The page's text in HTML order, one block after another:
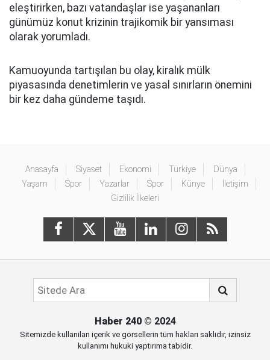
eleştirirken, bazı vatandaşlar ise yaşananları
günümüz konut krizinin trajikomik bir yansıması
olarak yorumladı.
Kamuoyunda tartışılan bu olay, kiralık mülk
piyasasında denetimlerin ve yasal sınırların önemini
bir kez daha gündeme taşıdı.
Anasayfa Siyaset Ekonomi Türkiye
Dünya
Yaşam
Spor Yazarlar Spor Künye
İletişim
Gizlilik İlkeleri
Haber 240© 2024
Sitemizde kullanılan içerik ve görsellerin tüm hakları saklıdır, izinsiz
kullanımı hukuki yaptırıma tabidir.